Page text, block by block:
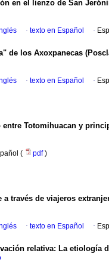
en el lienzo de San
· texto en Español ·
de los Axoxpanecas
· texto en Español ·
Totomihuacan y
( pdf)
a través de viajeros
· texto en Español ·
relativa: La etiología